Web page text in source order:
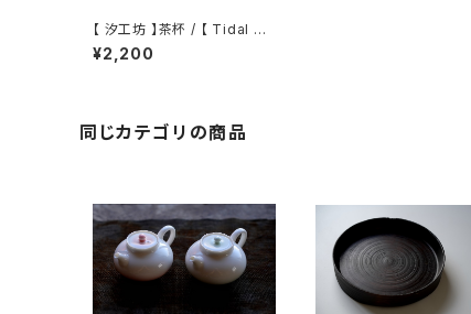
【 汐工坊 】茶杯 / 【 Tidal At
elier 】 Teacup
¥2,200
同じカテゴリの商品